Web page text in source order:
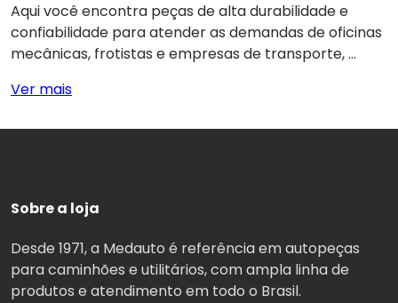
Aqui você encontra peças de alta durabilidade e
confiabilidade para atender as demandas de oficinas
mecânicas, frotistas e empresas de transporte, ...
Ver mais
Sobre a loja
Desde 1971, a Medauto é referência em autopeças
para caminhões e utilitários, com ampla linha de
produtos e atendimento em todo o Brasil.